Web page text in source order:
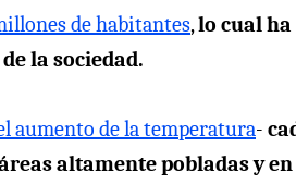
de habitantes,lo cual
la sociedad.
aumento de la temperatura-
altamente pobladas y